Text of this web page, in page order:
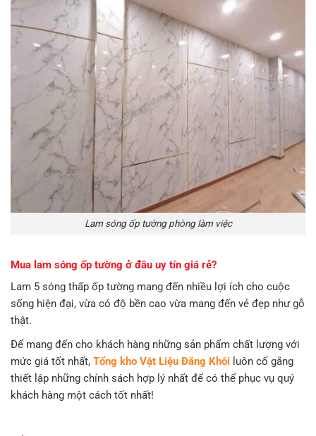
Lam sóng ốp tường phòng làm việc
Mua lam sóng ốp tường ở đâu uy tín giá rẻ?
Lam 5 sóng thấp ốp tường mang đến nhiều lợi ích cho cuộc
sống hiện đại, vừa có độ bền cao vừa mang đến vẻ đẹp như gỗ
thật.
Để mang đến cho khách hàng những sản phẩm chất lượng với
mức giá tốt nhất, Tổng kho Vật Liệu Đăng Khôi luôn cố gắng
thiết lập những chính sách hợp lý nhất để có thể phục vụ quý
khách hàng một cách tốt nhất!